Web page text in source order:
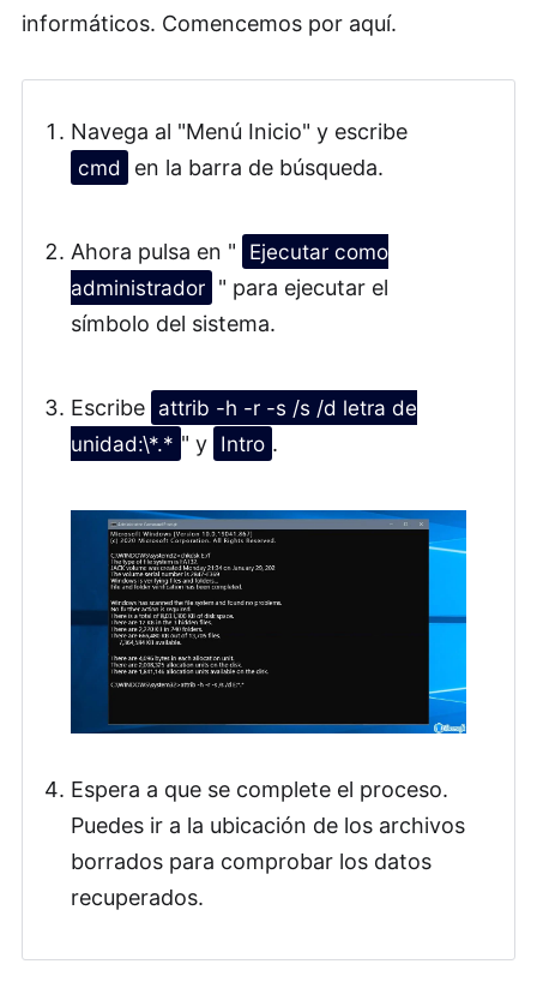
informáticos. Comencemos por aquí.
Navega al "Menú Inicio" y escribe
cmd
en la barra de búsqueda.
Ahora pulsa en "
Ejecutar como
administrador " para ejecutar el
símbolo del sistema.
Escribe attrib -h -r -s /s /d letra de
unidad:\*.* " y Intro .
Espera a que se complete el proceso.
Puedes ir a la ubicación de los archivos
borrados para comprobar los datos
recuperados.